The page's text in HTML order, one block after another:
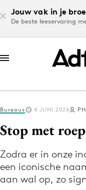
Jouw vak in je
De beste leeservaring
Log in
Volg het
Bureaus 4 JUNI 2026
Stop met
Zodra er in onze
een iconische
aan wal op, zo